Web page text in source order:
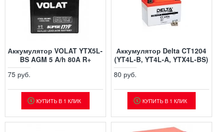
Аккумулятор VOLAT YTX5L-
BS AGM 5 A/h 80A R+
75 руб.
КУПИТЬ В 1 КЛИК
Аккумулятор Delta CT1204
(YT4L-B, YT4L-A, YTX4L-BS)
80 руб.
КУПИТЬ В 1 КЛИК